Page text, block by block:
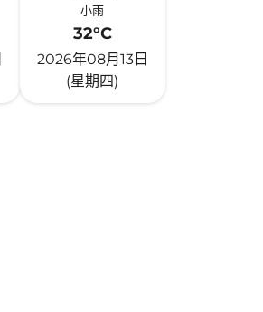
小雨
32°C
2026年08月13日
(星期四)